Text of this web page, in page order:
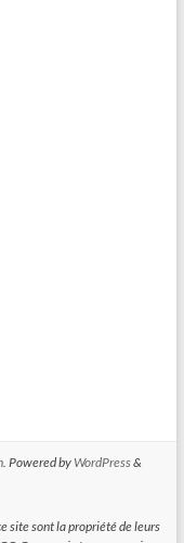
. Powered by WordPress&
site sont la propriété de leurs